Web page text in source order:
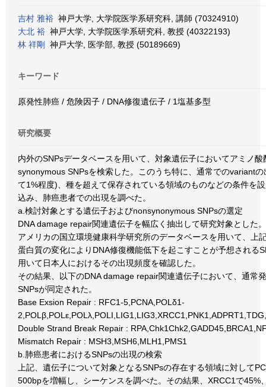
吉村 雅裕 神戸大学, 大学院医学系研究科, 講師 (70324910)
大北 裕 神戸大学, 大学院医学系研究科, 教授 (40322193)
林 祥剛
神戸大学, 医学部, 教授 (50189669)
キーワード
原発性肺癌 / 危険因子 / DNA修復遺伝子 / 1塩基多型
研究概要
内外のSNPsデータベースを用いて、対象遺伝子においてアミノ
synonymous SNPsを検索した。このうち特に、通常でのvariant
て1%程度)、種を超えて保存されている領域のものなどの条件を
込み、肺癌患者での出現を調べた。
a.検討対象とする遺伝子およびnonsynonymous SNPsの選定
DNA damage repair関連遺伝子を幅広く抽出して研究対象とした。
アメリカの国立環境健康科学研究所のデータベースを用いて、上
蛋白質の変化によりDNA修復機能低下を起こすことが予想される
用いて日本人におけるその出現頻度を確認した。
その結果、以下のDNA damage repair関連遺伝子において、通常
SNPsが同定された。
Base Exsion Repair : RFC1-5,PCNA,POLδ1-
Double Strand Break Repair :
Mismatch Repair : MSH3,MSH6,MLH1,PMS1
b.肺癌患者におけるSNPsの出現の検索
上記、遺伝子について対象となるSNPsの存在する領域に対して
500bpを増幅し、シーケンスを調べた。その結果、XRCC1で45%